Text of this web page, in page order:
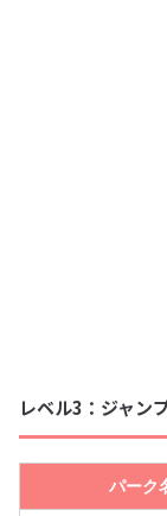
レベル3：ジャン
パーク